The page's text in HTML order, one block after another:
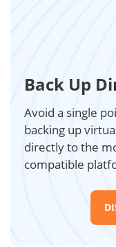
Back Up
Avoid a single
backing up
directly to the
compatible